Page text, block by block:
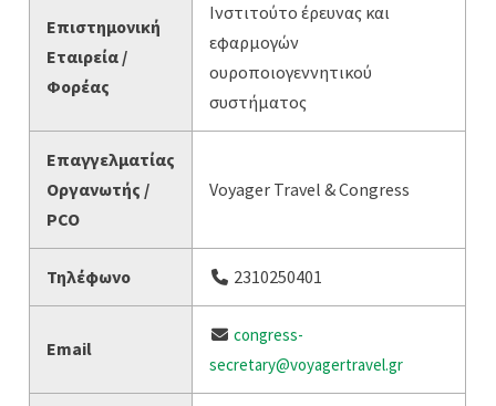
Επιστημονική
Εταιρεία /
Φορέας
Ινστιτούτο έρευνας και
εφαρμογών
ουροποιογεννητικού
συστήματος
Επαγγελματίας
Οργανωτής /
PCO
Voyager Travel & Congress
Τηλέφωνο 2310250401
Email
congress-
secretary@voyagertravel.gr